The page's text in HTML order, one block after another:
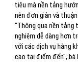
tiêu mà nền tảng
nên đơn giản và
"Thông qua nền tảng
nghiệm dễ dàng hơn
với các dịch vụ hàng
cao tại điểm đến", bà